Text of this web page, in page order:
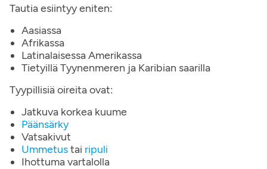
Tautia esiintyy eniten:
Aasiassa
Afrikassa
Latinalaisessa Amerikassa
Tietyillä Tyynenmeren ja Karibian saarilla
Tyypillisiä oireita ovat:
Jatkuva korkea kuume
Päänsärky
Vatsakivut
Ummetustai ripuli
Ihottuma vartalolla